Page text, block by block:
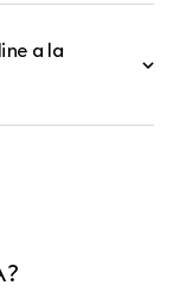
a la